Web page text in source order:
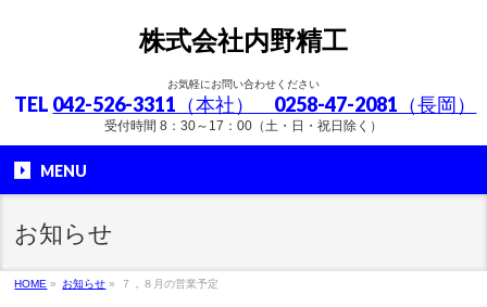
株式会社内野精工
お気軽にお問い合わせください
TEL 042-526-3311（本社） 0258-47-2081（長岡）
受付時間 8：30～17：00（土・日・祝日除く）
MENU
お知らせ
HOME » お知らせ » ７，８月の営業予定